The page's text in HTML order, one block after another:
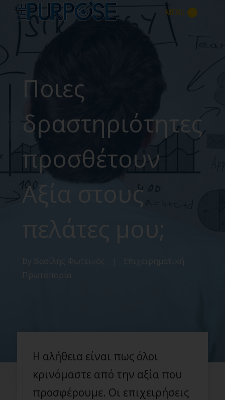
MENU
Ποιες
δραστηριότητες
προσθέτουν
Αξία στους
πελάτες μου;
Επιχειρηματική
Πρωτοπορία
Η αλήθεια είναι πως όλοι
κρινόμαστε από την αξία που
προσφέρουμε. Οι επιχειρήσεις